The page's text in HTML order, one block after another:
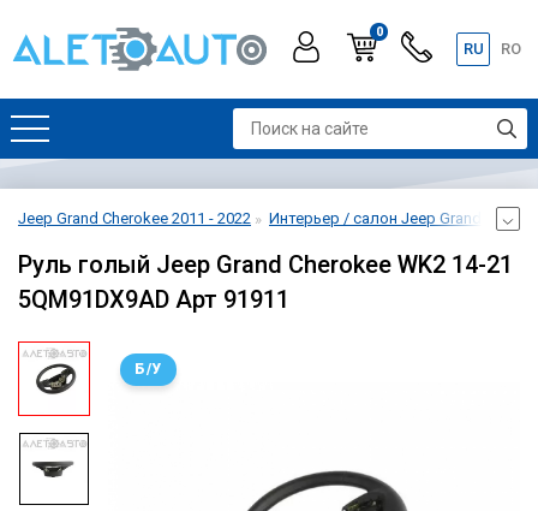
0
RU RO
Jeep Grand Cherokee 2011 - 2022 Интерьер / салон Jeep Grand
Руль голый Jeep Grand Cherokee WK2 14-21
5QM91DX9AD Арт 91911
Б/У